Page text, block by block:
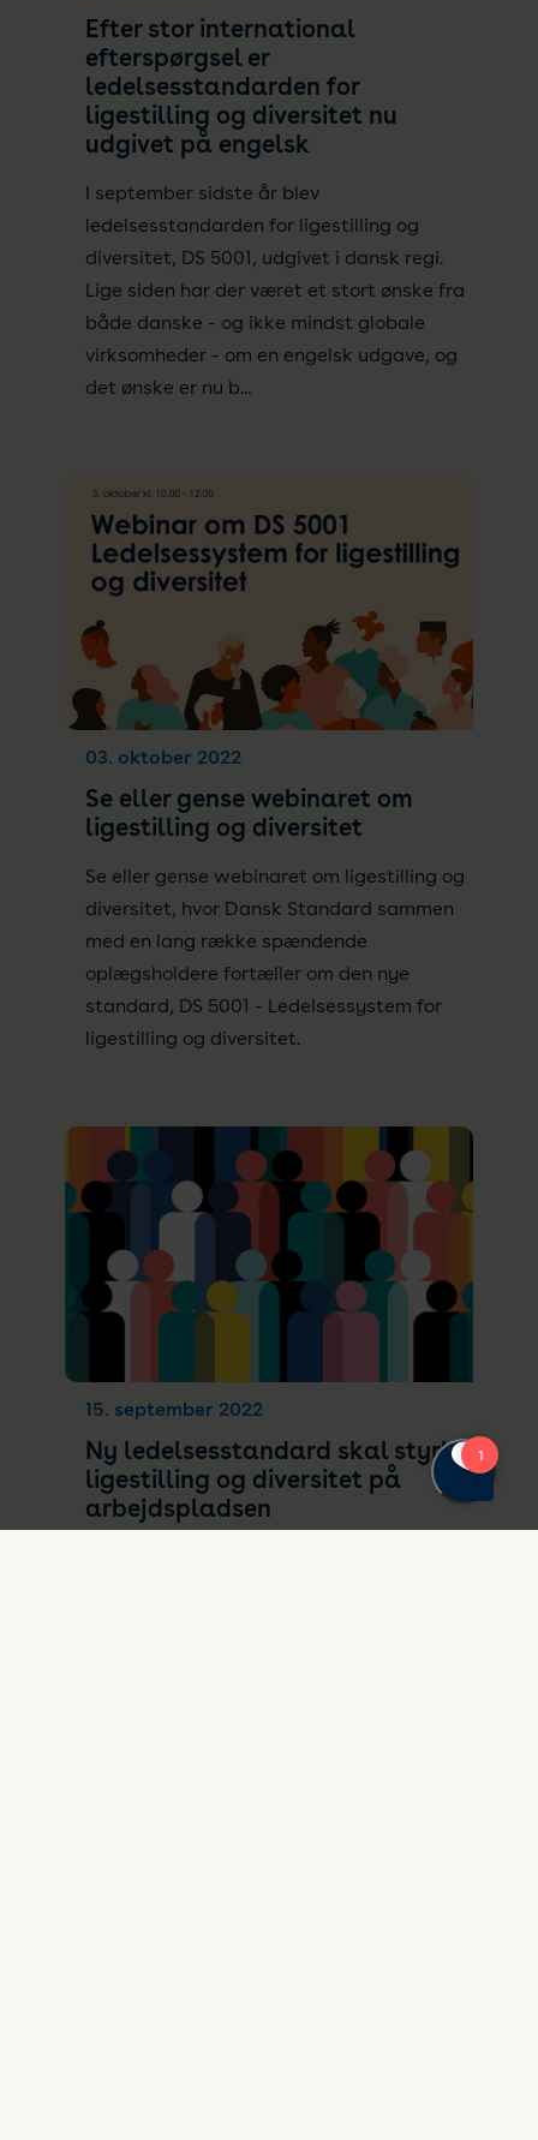
Efter stor international
efterspørgsel er
ledelsesstandarden for
ligestilling og diversitet nu
udgivet på engelsk
I september sidste år blev
ledelsesstandarden for ligestilling og
diversitet, DS 5001, udgivet i dansk regi.
Lige siden har der været et stort ønske fra
både danske - og ikke mindst globale
virksomheder - om en engelsk udgave, og
det ønske er nu b...
03. oktober 2022
Se eller gense webinaret om
ligestilling og diversitet
Se eller gense webinaret om ligestilling og
diversitet, hvor Dansk Standard sammen
med en lang række spændende
oplægsholdere fortæller om den nye
standard, DS 5001 - Ledelsessystem for
ligestilling og diversitet.
15. september 2022
Ny ledelsesstandard skal styrke
ligestilling og diversitet på
arbejdspladsen